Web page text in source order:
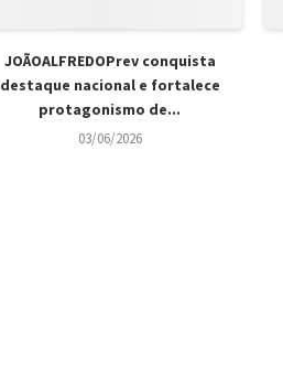
JOÃOALFREDOPrev conquista
destaque nacional e fortalece
protagonismo de...
03/06/2026